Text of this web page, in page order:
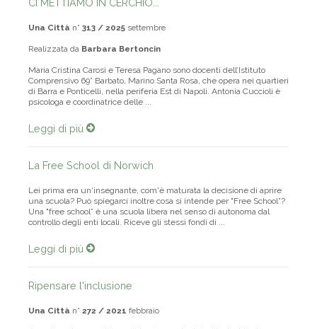
CI METTIAMO IN CERCHIO...
Una Città n° 313 / 2025 settembre
Realizzata da Barbara Bertoncin
Maria Cristina Carosi e Teresa Pagano sono docenti dell’Istituto
Comprensivo 69° Barbato, Marino Santa Rosa, che opera nei quartieri
di Barra e Ponticelli, nella periferia Est di Napoli. Antonia Cuccioli è
psicologa e coordinatrice delle ...
Leggi di più
La Free School di Norwich
Lei prima era un'insegnante, com'è maturata la decisione di aprire
una scuola? Può spiegarci inoltre cosa si intende per "Free School”?
Una "free school” è una scuola libera nel senso di autonoma dal
controllo degli enti locali. Riceve gli stessi fondi di ...
Leggi di più
Ripensare l'inclusione
Una Città n° 272 / 2021 febbraio